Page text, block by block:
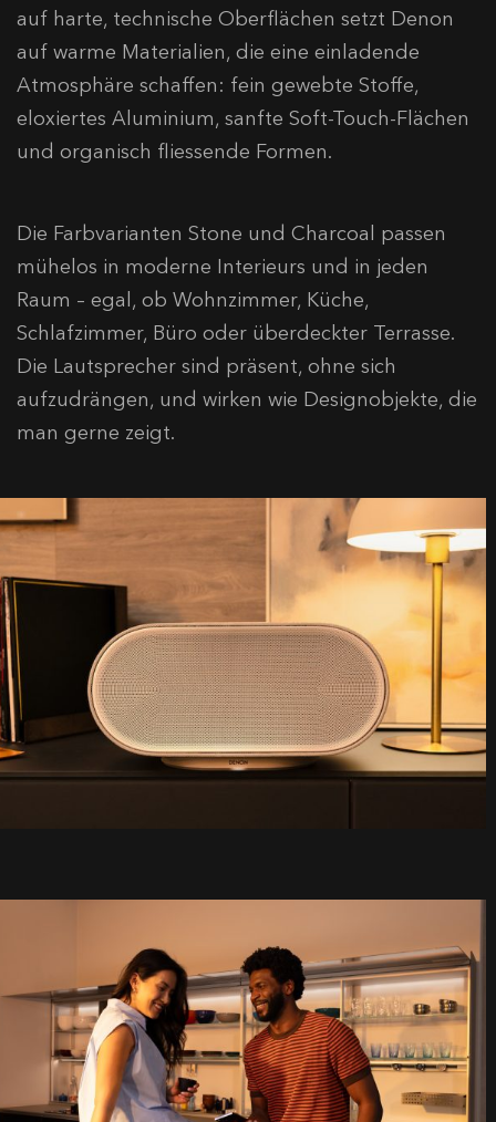
auf harte, technische Oberflächen setzt Denon
auf warme Materialien, die eine einladende
Atmosphäre schaffen: fein gewebte Stoffe,
eloxiertes Aluminium, sanfte Soft-Touch-Flächen
und organisch fliessende Formen.
Die Farbvarianten Stone und Charcoal passen
mühelos in moderne Interieurs und in jeden
Raum – egal, ob Wohnzimmer, Küche,
Schlafzimmer, Büro oder überdeckter Terrasse.
Die Lautsprecher sind präsent, ohne sich
aufzudrängen, und wirken wie Designobjekte, die
man gerne zeigt.